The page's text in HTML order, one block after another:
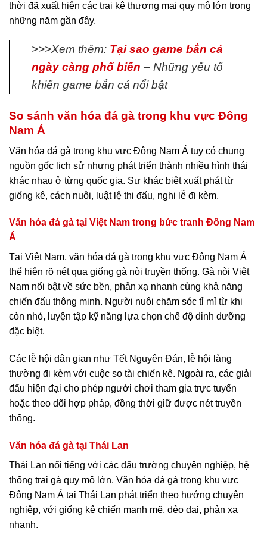
thời đã xuất hiện các trại kê thương mại quy mô lớn trong
những năm gần đây.
>>>Xem thêm: Tại sao game bắn cá
ngày càng phổ biến – Những yếu tố
khiến game bắn cá nổi bật
So sánh văn hóa đá gà trong khu vực Đông
Nam Á
Văn hóa đá gà trong khu vực Đông Nam Á tuy có chung
nguồn gốc lịch sử nhưng phát triển thành nhiều hình thái
khác nhau ở từng quốc gia. Sự khác biệt xuất phát từ
giống kê, cách nuôi, luật lệ thi đấu, nghi lễ đi kèm.
Văn hóa đá gà tại Việt Nam trong bức tranh Đông Nam
Á
Tại Việt Nam, văn hóa đá gà trong khu vực Đông Nam Á
thể hiện rõ nét qua giống gà nòi truyền thống. Gà nòi Việt
Nam nổi bật về sức bền, phản xạ nhanh cùng khả năng
chiến đấu thông minh. Người nuôi chăm sóc tỉ mỉ từ khi
còn nhỏ, luyện tập kỹ năng lựa chọn chế độ dinh dưỡng
đặc biệt.
Các lễ hội dân gian như Tết Nguyên Đán, lễ hội làng
thường đi kèm với cuộc so tài chiến kê. Ngoài ra, các giải
đấu hiện đại cho phép người chơi tham gia trực tuyến
hoặc theo dõi hợp pháp, đồng thời giữ được nét truyền
thống.
Văn hóa đá gà tại Thái Lan
Thái Lan nổi tiếng với các đấu trường chuyên nghiệp, hệ
thống trại gà quy mô lớn. Văn hóa đá gà trong khu vực
Đông Nam Á tại Thái Lan phát triển theo hướng chuyên
nghiệp, với giống kê chiến mạnh mẽ, dẻo dai, phản xạ
nhanh.